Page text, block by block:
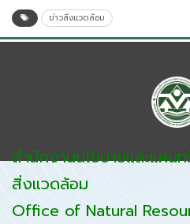
ข่าวสิ่งแวดล้อม
สำนักงานนโยบายและแผน
สิ่งแวดล้อม
Office of Natural